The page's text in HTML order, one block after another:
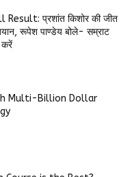
प्रशांत किशोर की जीत
रूपेश पाण्डेय बोले- सम्राट
करें
Multi-Billion Dollar